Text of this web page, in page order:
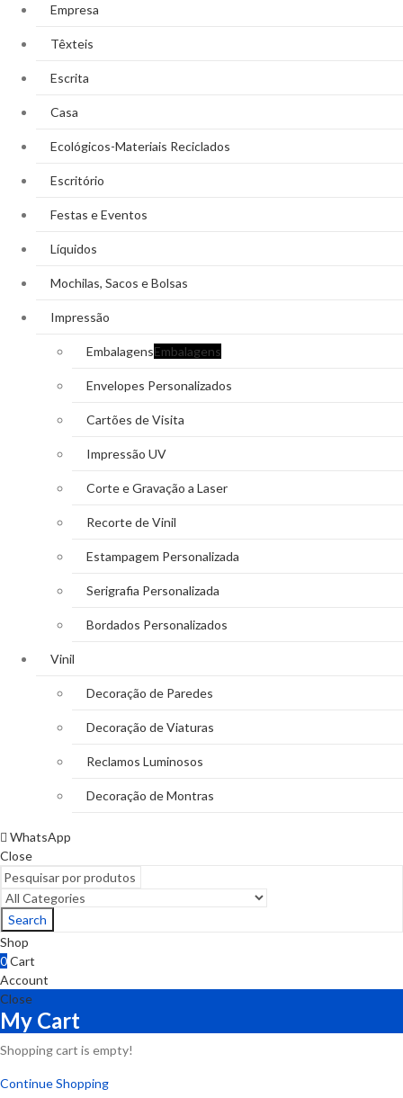
Empresa
Têxteis
Escrita
Casa
Ecológicos-Materiais Reciclados
Escritório
Festas e Eventos
Líquidos
Mochilas, Sacos e Bolsas
Impressão
EmbalagensEmbalagens
Envelopes Personalizados
Cartões de Visita
Impressão UV
Corte e Gravação a Laser
Recorte de Vinil
Estampagem Personalizada
Serigrafia Personalizada
Bordados Personalizados
Vinil
Decoração de Paredes
Decoração de Viaturas
Reclamos Luminosos
Decoração de Montras
WhatsApp
Close
Search
Shop
0Cart
Account
Close
My Cart
Shopping cart is empty!
Continue Shopping